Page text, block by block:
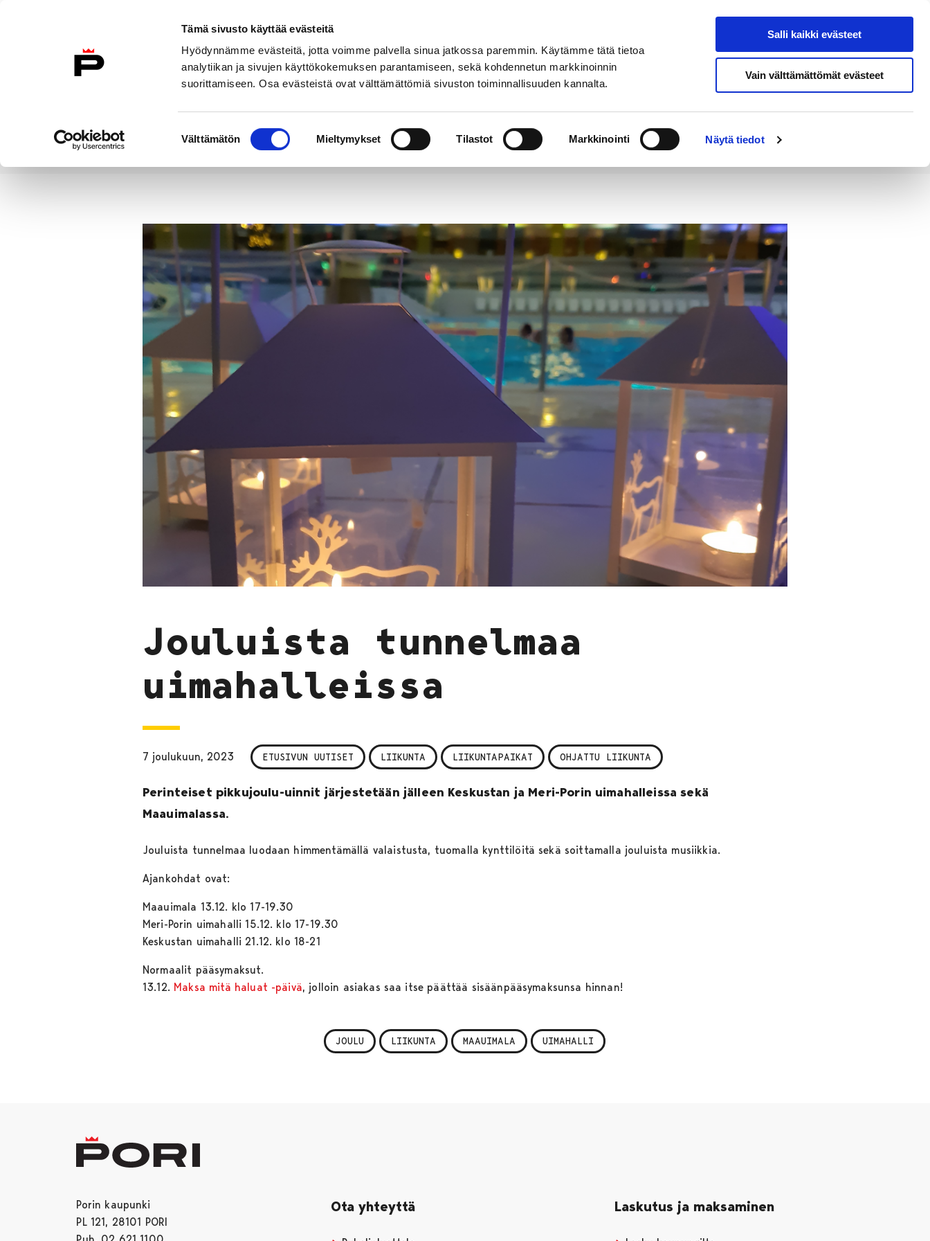
Tämä sivusto käyttää evästeitä
Hyödynnämme evästeitä, jotta voimme palvella sinua jatkossa paremmin. Käytämme tätä tietoa
analytiikan ja sivujen käyttökokemuksen parantamiseen, sekä kohdennetun markkinoinnin
suorittamiseen. Osa evästeistä ovat välttämättömiä sivuston toiminnallisuuden kannalta.
valinta
Välttämätön Mieltymykset Tilastot Markkinointi Näytä tiedot
Salli kaikki evästeet
Vain välttämättömät evästeet
Etusivulle
Hae sivustolta
Etusivu
Jouluista tunnelmaa
uimahalleissa
7 joulukuun, 2023 ETUSIVUN UUTISET LIIKUNTA LIIKUNTAPAIKAT OHJATTU LIIKUNTA
Perinteiset pikkujoulu-uinnit järjestetään jälleen Keskustan ja Meri-Porin uimahalleissa sekä
Maauimalassa.
Jouluista tunnelmaa luodaan himmentämällä valaistusta, tuomalla kynttilöitä sekä soittamalla jouluista musiikkia.
Ajankohdat ovat:
Maauimala 13.12. klo 17-19.30
Meri-Porin uimahalli 15.12. klo 17-19.30
Keskustan uimahalli 21.12. klo 18-21
Normaalit pääsymaksut.
13.12. Maksa mitä haluat -päivä, jolloin asiakas saa itse päättää sisäänpääsymaksunsa hinnan!
JOULU LIIKUNTA MAAUIMALA UIMAHALLI
Porin kaupunki
PL 121, 28101 PORI
Ota yhteyttä Laskutus ja maksaminen